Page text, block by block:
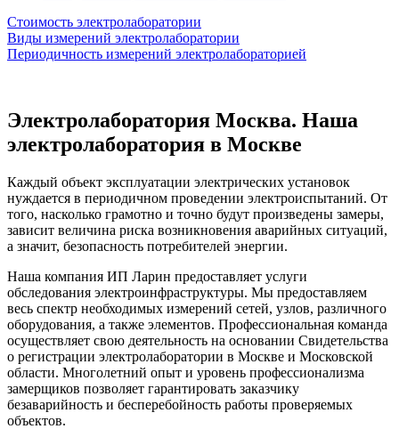
Стоимость электролаборатории
Виды измерений электролаборатории
Периодичность измерений электролабораторией
Электролаборатория Москва. Наша
электролаборатория в Москве
Каждый объект эксплуатации электрических установок
нуждается в периодичном проведении электроиспытаний. От
того, насколько грамотно и точно будут произведены замеры,
зависит величина риска возникновения аварийных ситуаций,
а значит, безопасность потребителей энергии.
Наша компания ИП Ларин предоставляет услуги
обследования электроинфраструктуры. Мы предоставляем
весь спектр необходимых измерений сетей, узлов, различного
оборудования, а также элементов. Профессиональная команда
осуществляет свою деятельность на основании Свидетельства
о регистрации электролаборатории в Москве и Московской
области. Многолетний опыт и уровень профессионализма
замерщиков позволяет гарантировать заказчику
безаварийность и бесперебойность работы проверяемых
объектов.